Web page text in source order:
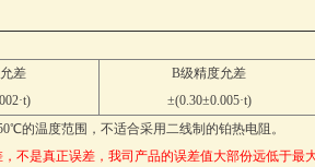
差
B级精度允差
±(0.30±0.005·t)
的温度范围，不适合采用二线制的铂热电阻。
不是真正误差，我司产品的误差值大部份远低于最